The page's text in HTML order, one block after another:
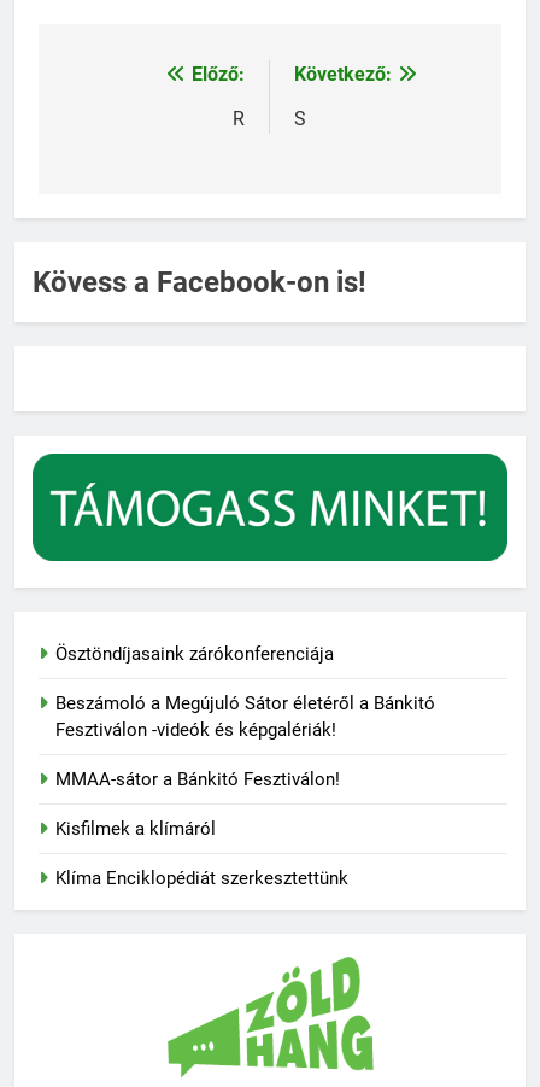
BejegyzésElőző:
R
Következő:
S
Kövess a Facebook-on is!
Ösztöndíjasaink zárókonferenciája
Beszámoló a Megújuló Sátor életéről a Bánkitó
Fesztiválon -videók és képgalériák!
MMAA-sátor a Bánkitó Fesztiválon!
Kisfilmek a klímáról
Klíma Enciklopédiát szerkesztettünk